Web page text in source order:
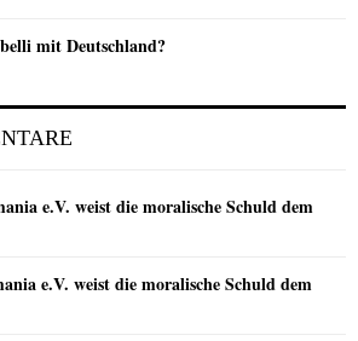
mit Deutschland?
e.V. weist die moralische Schuld dem
e.V. weist die moralische Schuld dem